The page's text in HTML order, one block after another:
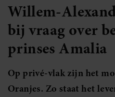
Willem-
bij vraag over
prinses Amalia
Op privé-vlak zijn het
Oranjes. Zo staat het